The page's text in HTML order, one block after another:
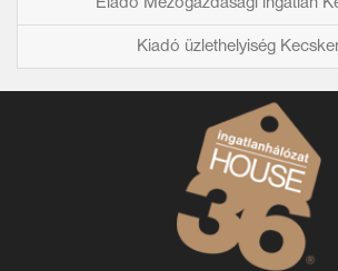
Eladó Mezőgazdasági ingatlan
Kiadó üzlethelyiség